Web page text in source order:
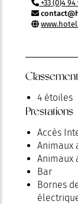
+33 (0)4 94
4 étoiles
Prestations
Accès
Animaux
Animaux
Bar
Bornes